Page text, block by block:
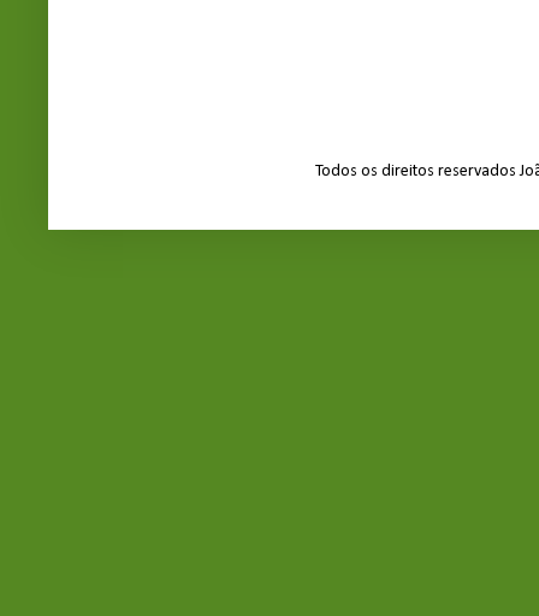
Todos os direitos reservados